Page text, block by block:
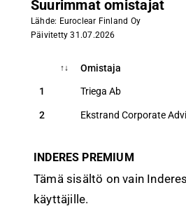
Suurimmat omistajat
Lähde: Euroclear Finland Oy
Päivitetty 31.07.2026
↑↓ Omistaja
↑↓ Omistaja
1 Triega Ab
2 Ekstrand Corporate
INDERES PREMIUM
Tämä sisältö on vain
käyttäjille.